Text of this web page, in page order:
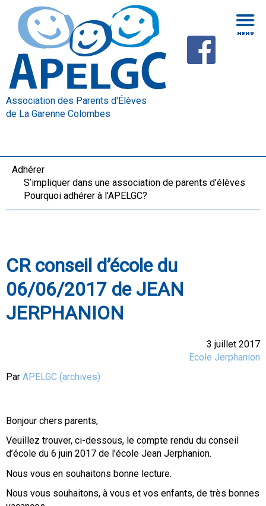
Association des Parents d'Élèves
de La Garenne Colombes
Adhérer
S’impliquer dans une association de parents d’élèves
Pourquoi adhérer à l'APELGC?
CR conseil d’école du
06/06/2017 de JEAN
JERPHANION
3 juillet 2017
Ecole Jerphanion
Par APELGC (archives)
Bonjour chers parents,
Veuillez trouver, ci-dessous, le compte rendu du conseil
d’école du 6 juin 2017 de l’école Jean Jerphanion.
Nous vous en souhaitons bonne lecture.
Nous vous souhaitons, à vous et vos enfants, de très bonnes